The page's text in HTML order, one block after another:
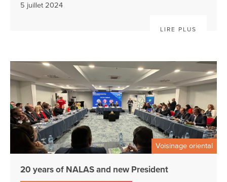
5 juillet 2024
LIRE PLUS
Voisinage oriental
20 years of NALAS and new President